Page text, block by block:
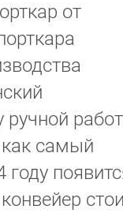
от
самый